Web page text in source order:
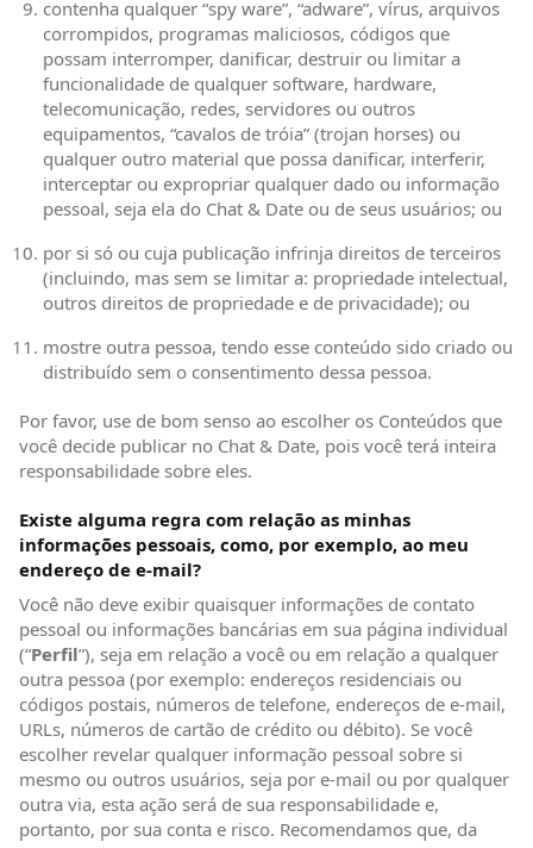
contenha qualquer “spy ware”, “adware”, vírus, arquivos
corrompidos, programas maliciosos, códigos que
possam interromper, danificar, destruir ou limitar a
funcionalidade de qualquer software, hardware,
telecomunicação, redes, servidores ou outros
equipamentos, “cavalos de tróia” (trojan horses) ou
qualquer outro material que possa danificar, interferir,
interceptar ou expropriar qualquer dado ou informação
pessoal, seja ela do Chat & Date ou de seus usuários; ou
por si só ou cuja publicação infrinja direitos de terceiros
(incluindo, mas sem se limitar a: propriedade intelectual,
outros direitos de propriedade e de privacidade); ou
mostre outra pessoa, tendo esse conteúdo sido criado ou
distribuído sem o consentimento dessa pessoa.
Por favor, use de bom senso ao escolher os Conteúdos que
você decide publicar no Chat & Date, pois você terá inteira
responsabilidade sobre eles.
Existe alguma regra com relação as minhas
informações pessoais, como, por exemplo, ao meu
endereço de e-mail?
Você não deve exibir quaisquer informações de contato
pessoal ou informações bancárias em sua página individual
(“Perfil”), seja em relação a você ou em relação a qualquer
outra pessoa (por exemplo: endereços residenciais ou
códigos postais, números de telefone, endereços de e-mail,
URLs, números de cartão de crédito ou débito). Se você
escolher revelar qualquer informação pessoal sobre si
mesmo ou outros usuários, seja por e-mail ou por qualquer
outra via, esta ação será de sua responsabilidade e,
portanto, por sua conta e risco. Recomendamos que, da